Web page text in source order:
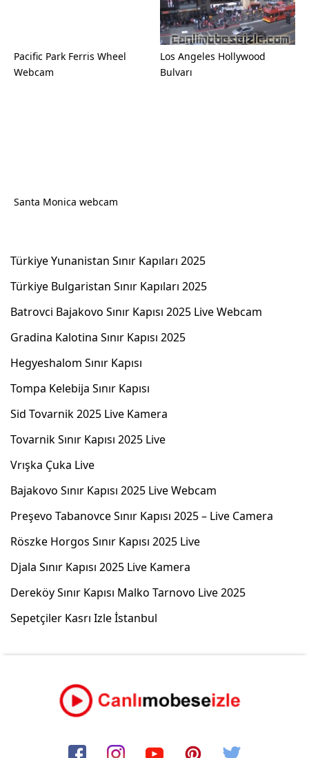
Pacific Park Ferris Wheel
Webcam
Los Angeles Hollywood
Bulvarı
Santa Monica webcam
Türkiye Yunanistan Sınır Kapıları 2025
Türkiye Bulgaristan Sınır Kapıları 2025
Batrovci Bajakovo Sınır Kapısı 2025 Live Webcam
Gradina Kalotina Sınır Kapısı 2025
Hegyeshalom Sınır Kapısı
Tompa Kelebija Sınır Kapısı
Sid Tovarnik 2025 Live Kamera
Tovarnik Sınır Kapısı 2025 Live
Vrışka Çuka Live
Bajakovo Sınır Kapısı 2025 Live Webcam
Preşevo Tabanovce Sınır Kapısı 2025 – Live Camera
Röszke Horgos Sınır Kapısı 2025 Live
Djala Sınır Kapısı 2025 Live Kamera
Dereköy Sınır Kapısı Malko Tarnovo Live 2025
Sepetçiler Kasrı Izle İstanbul